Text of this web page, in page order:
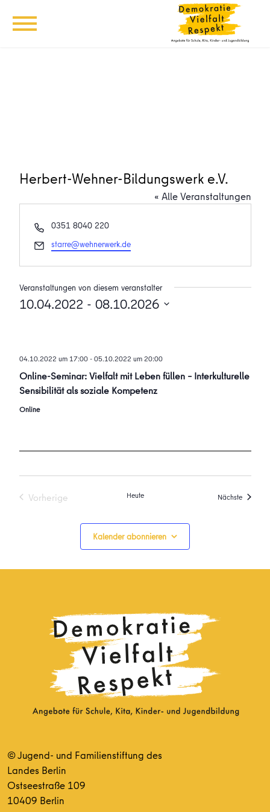
Herbert-Wehner-Bildungswerk e.V.
« Alle Veranstaltungen
Telefon
0351 8040 220
Email
starre@wehnerwerk.de
Veranstaltungen von diesem veranstalter
10.04.2022 - 08.10.2026
Online-Seminar: Vielfalt mit Leben füllen – Interkulturelle
Sensibilität als soziale Kompetenz
04.10.2022 um 17:00-05.10.2022 um 20:00
Online
Vorherige
Heute Nächste
Kalender abonnieren
© Jugend- und Familienstiftung des
Landes Berlin
Ostseestraße 109
10409 Berlin